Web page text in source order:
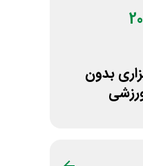
200 هزاری بدون